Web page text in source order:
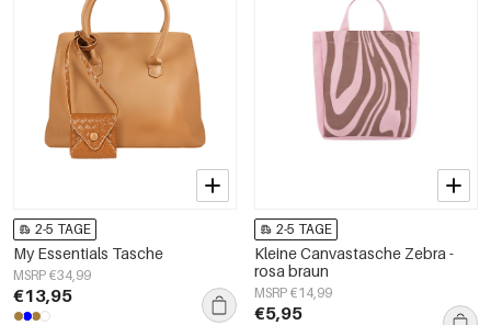
2-5 TAGE
My Essentials Tasche
MSRP €34,99
€13,95
2-5 TAGE
Kleine Canvastasche Zebra -
rosa braun
MSRP €14,99
€5,95